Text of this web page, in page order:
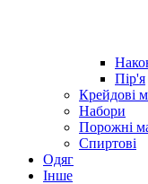
Пір'я
Крейдові
Набори
Порожні
Спиртові
Одяг
Інше